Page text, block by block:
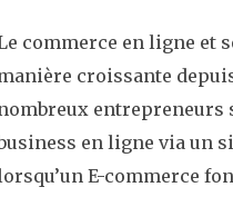
commerce en ligne et
croissante
entrepreneurs
en ligne via un
E-commerce